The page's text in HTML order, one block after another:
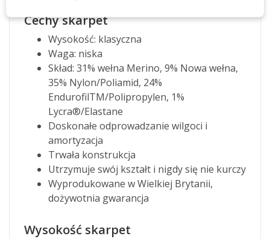
Cechy skarpet
Wysokość: klasyczna
Waga: niska
Skład: 31% wełna Merino, 9% Nowa wełna,
35% Nylon/Poliamid, 24%
EndurofilTM/Polipropylen, 1%
Lycra®/Elastane
Doskonałe odprowadzanie wilgoci i
amortyzacja
Trwała konstrukcja
Utrzymuje swój kształt i nigdy się nie kurczy
Wyprodukowane w Wielkiej Brytanii,
dożywotnia gwarancja
Wysokość skarpet